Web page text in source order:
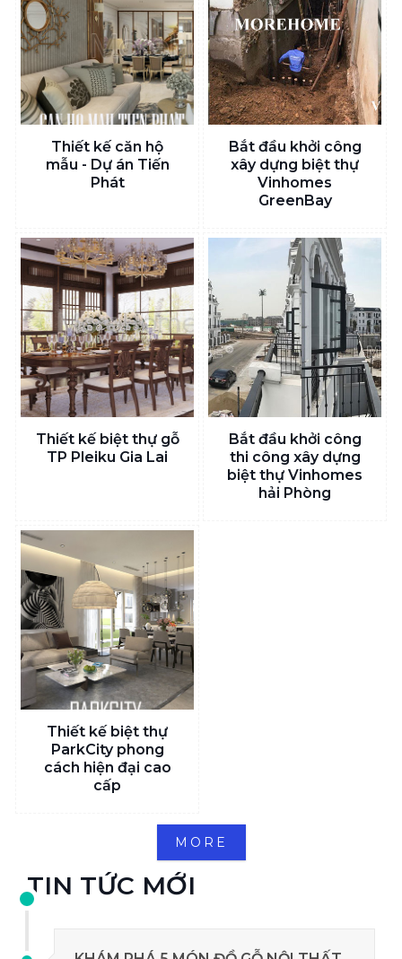
Thiết kế căn hộ
mẫu - Dự án Tiến
Phát
Bắt đầu khởi công
xây dựng biệt thự
Vinhomes
GreenBay
Thiết kế biệt thự gỗ
TP Pleiku Gia Lai
Bắt đầu khởi công
thi công xây dựng
biệt thự Vinhomes
hải Phòng
Thiết kế biệt thự
ParkCity phong
cách hiện đại cao
cấp
MORE
TIN TỨC MỚI